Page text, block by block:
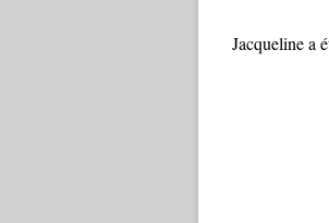
Jacqueline a